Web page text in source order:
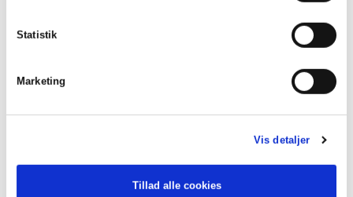
Statistik
Marketing
Vis detaljer
Tillad alle cookies
Høj ventilatorkapacitet og lavt lydniveau ved hjælp af den
Mere info og downloads